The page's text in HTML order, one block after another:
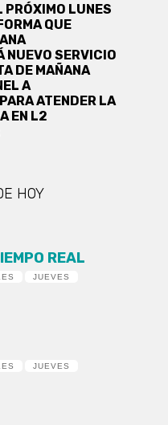
PRÓXIMO LUNES
QUE
NUEVO SERVICIO
DE MAÑANA
A
ATENDER LA
EN L2
HOY
REAL
JUEVES
JUEVES